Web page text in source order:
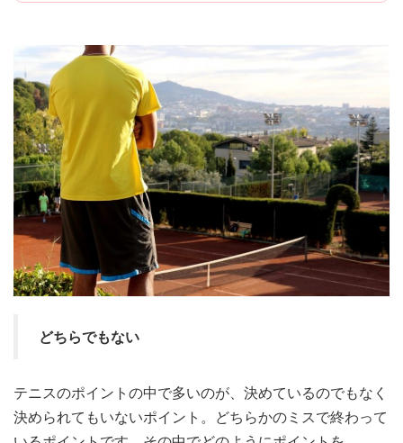
どちらでもない
テニスのポイントの中で多いのが、決めているのでもなく
決められてもいないポイント。どちらかのミスで終わって